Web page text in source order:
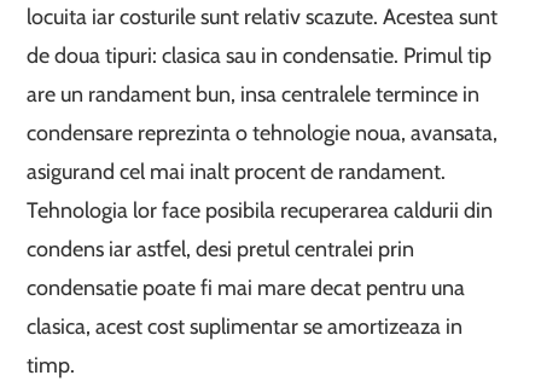
locuita iar costurile sunt relativ scazute. Acestea sunt
de doua tipuri: clasica sau in condensatie. Primul tip
are un randament bun, insa centralele termince in
condensare reprezinta o tehnologie noua, avansata,
asigurand cel mai inalt procent de randament.
Tehnologia lor face posibila recuperarea caldurii din
condens iar astfel, desi pretul centralei prin
condensatie poate fi mai mare decat pentru una
clasica, acest cost suplimentar se amortizeaza in
timp.